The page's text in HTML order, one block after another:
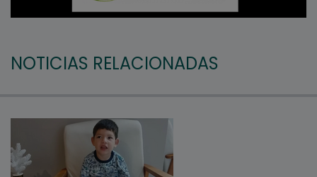
NOTICIAS RELACIONADAS